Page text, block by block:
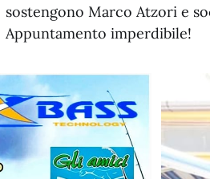
sostengono Marco Atzori e
Appuntamento imperdibile!